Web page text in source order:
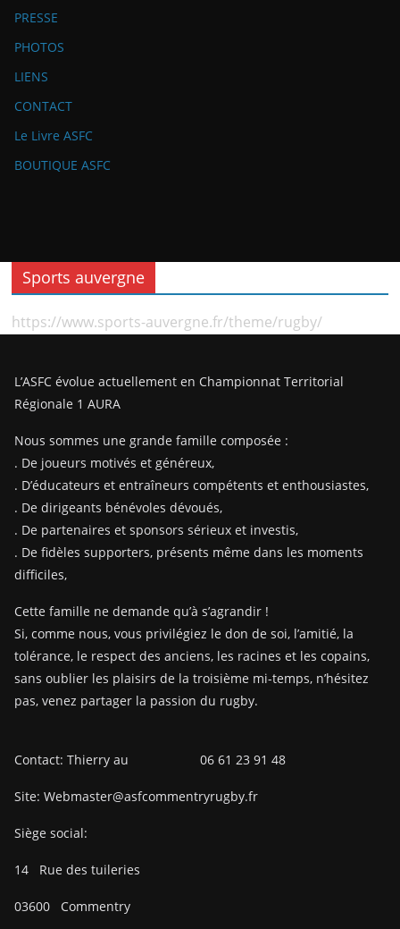
PRESSE
PHOTOS
LIENS
CONTACT
Le Livre ASFC
BOUTIQUE ASFC
Sports auvergne
https://www.sports-auvergne.fr/theme/rugby/
L’ASFC évolue actuellement en Championnat Territorial
Régionale 1 AURA
Nous sommes une grande famille composée :
. De joueurs motivés et généreux,
. D’éducateurs et entraîneurs compétents et enthousiastes,
. De dirigeants bénévoles dévoués,
. De partenaires et sponsors sérieux et investis,
. De fidèles supporters, présents même dans les moments
difficiles,
Cette famille ne demande qu’à s’agrandir !
Si, comme nous, vous privilégiez le don de soi, l’amitié, la
tolérance, le respect des anciens, les racines et les copains,
sans oublier les plaisirs de la troisième mi-temps, n’hésitez
pas, venez partager la passion du rugby.
Contact: Thierry au 06 61 23 91 48
Site: Webmaster@asfcommentryrugby.fr
Siège social:
14 Rue des tuileries
03600 Commentry